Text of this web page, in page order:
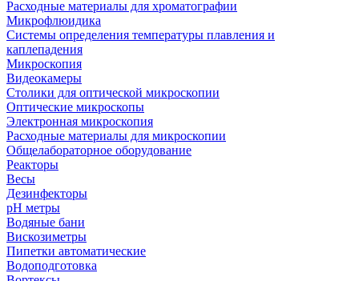
Расходные материалы для хроматографии
Микрофлюидика
Системы определения температуры плавления и
каплепадения
Микроскопия
Видеокамеры
Столики для оптической микроскопии
Оптические микроскопы
Электронная микроскопия
Расходные материалы для микроскопии
Общелабораторное оборудование
Реакторы
Весы
Дезинфекторы
рН метры
Водяные бани
Вискозиметры
Пипетки автоматические
Водоподготовка